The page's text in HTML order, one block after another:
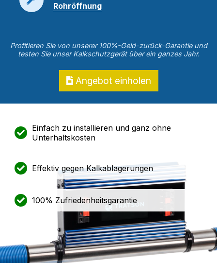
Rohröffnung
Profitieren Sie von unserer 100%-Geld-zurück-Garantie und
testen Sie unser Kalkschutzgerät über ein ganzes Jahr.
Angebot einholen
Einfach zu installieren und ganz ohne
Unterhaltskosten
Effektiv gegen Kalkablagerungen
100% Zufriedenheitsgarantie